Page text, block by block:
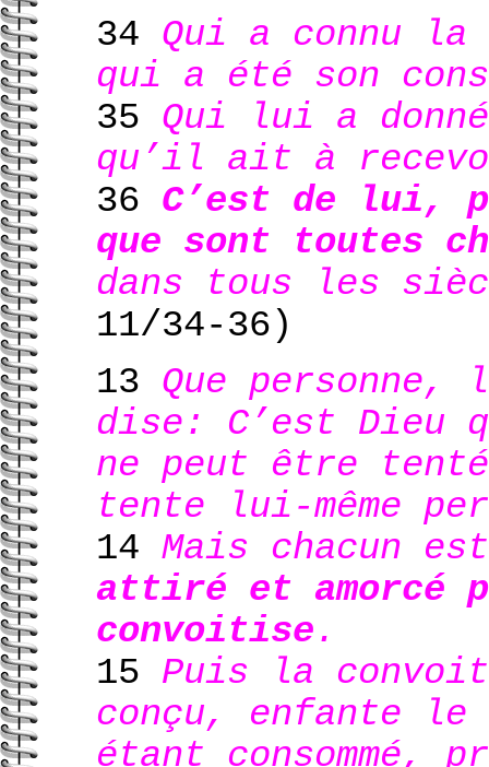
34 Qui a connu la
qui a été son
35 Qui lui a
qu’il ait à
36 C’est de lui,
que sont toutes
dans tous les
11/34-36)
13 Que
dise: C’est Dieu
ne peut être
tente lui-même
14 Mais chacun
attiré et amorcé
convoitise.
15 Puis la
conçu, enfante
étant consommé,